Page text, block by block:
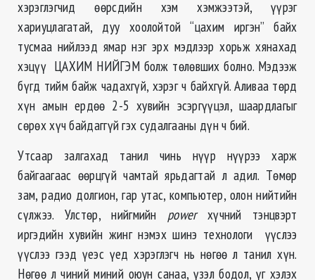
хэрэглэгчид өөрсдийн хэм хэмжээтэй, үүрэг
хариуцлагатай, дуу хоолойтой “цахим иргэн” байх
тусмаа нийлээд ямар нэг эрх мэдлээр хорьж хянахад
хэцүү ЦАХИМ НИЙГЭМ болж төлөвших болно. Мэдээж
бүгд тийм байж чадахгүй, хэрэг ч байхгүй. Аливаа төрд
хүн амын ердөө 2-5 хувийн эсэргүүцэл, шаардлагыг
сөрөх хүч байдаггүй гэх судалгааны дүн ч бий.
Утсаар залгахад танил чинь нүүр нүүрээ харж
байгаагаас өөрцгүй чамтай ярьдагтай л адил. Төмөр
зам, радио долгион, гар утас, компьютер, олон нийтийн
сүлжээ. Улстөр, нийгмийн power хүчний тэнцвэрт
иргэдийн хувийн жинг нэмэх шинэ технологи үүслээ
үүслээ гээд үеэс үед хэрэглэгч нь нөгөө л танил хүн.
Нөгөө л чиний миний оюун санаа, үзэл бодол, үг хэлэх